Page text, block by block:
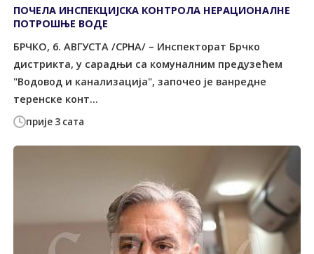
прије 3 сата
ПОЧЕЛА ИНСПЕКЦИЈСКА КОНTРОЛА НЕРАЦИОНАЛНЕ
ПОTРОШЊЕ ВОДЕ
БРЧКО, 6. АВГУСTА /СРНА/ – Инспекторат Брчко
дистрикта, у сарадњи са комуналним предузећем
"Водовод и канализација", започео је ванредне
теренске конт...